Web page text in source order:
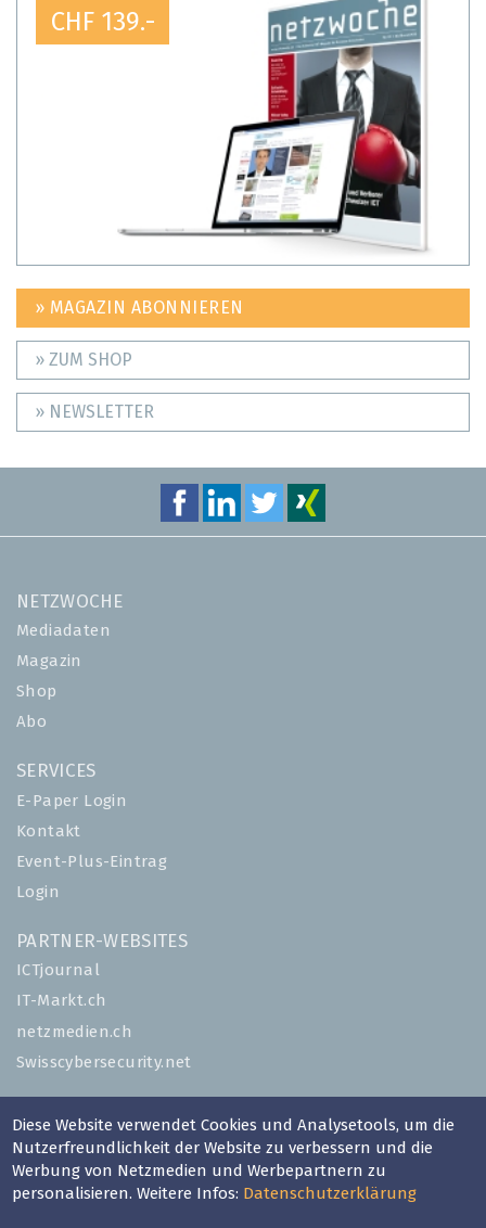
CHF 139.-
» MAGAZIN ABONNIEREN
» ZUM SHOP
» NEWSLETTER
NETZWOCHE
Mediadaten
Magazin
Shop
Abo
SERVICES
E-Paper Login
Kontakt
Event-Plus-Eintrag
Login
PARTNER-WEBSITES
ICTjournal
IT-Markt.ch
netzmedien.ch
Swisscybersecurity.net
Impressum
AGB
Nutzungsbestimmungen
Diese Website verwendet Cookies und Analysetools, um die
Nutzerfreundlichkeit der Website zu verbessern und die
Werbung von Netzmedien und Werbepartnern zu
personalisieren. Weitere Infos: Datenschutzerklärung